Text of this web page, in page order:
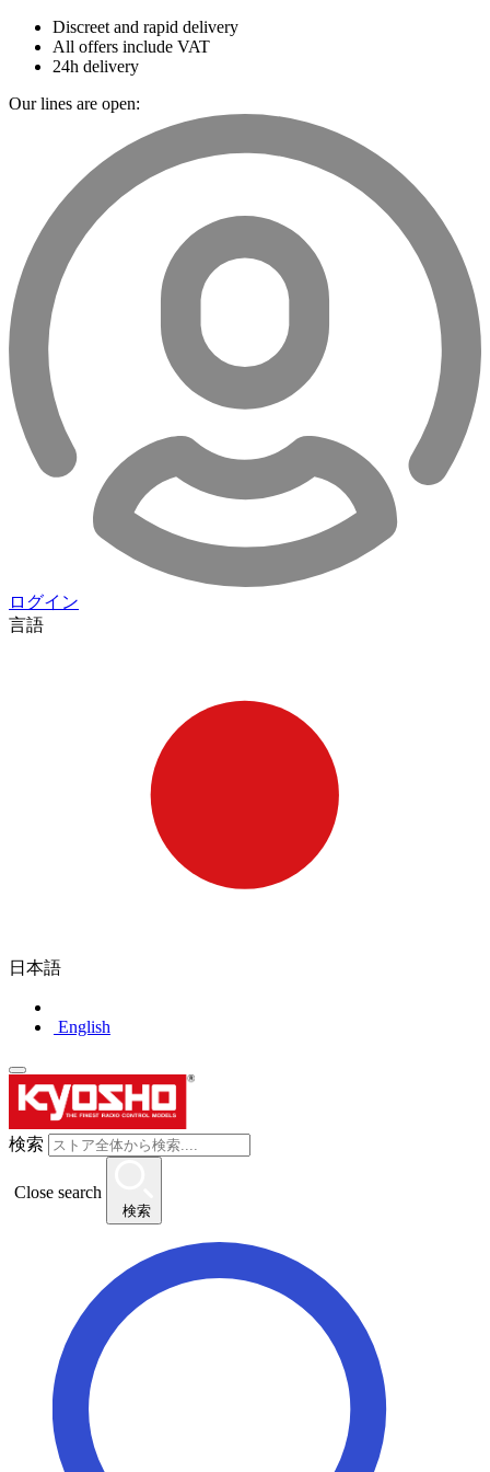
Discreet and rapid delivery
All offers include VAT
24h delivery
Our lines are open:
ログイン
言語
日本語
English
検索
Close search
検索